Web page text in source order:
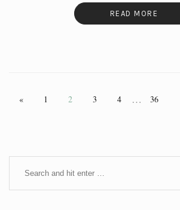
READ MORE
« 1 2 3 4 … 36